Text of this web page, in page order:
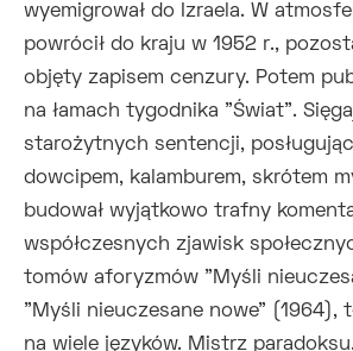
wyemigrował do Izraela. W
powrócił do kraju w 1952 r.,
objęty zapisem cenzury. Potem
na łamach tygodnika "Świat".
starożytnych sentencji,
dowcipem, kalamburem, skrótem
budował wyjątkowo trafny
współczesnych zjawisk
tomów aforyzmów "Myśli
"Myśli nieuczesane nowe" (1964),
na wiele języków. Mistrz